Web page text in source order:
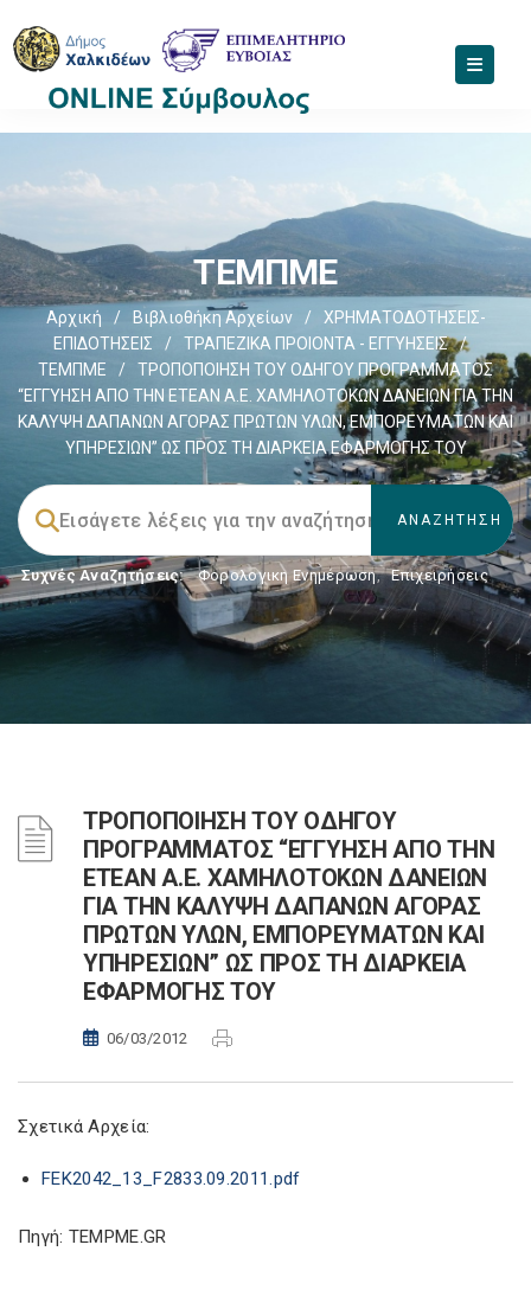
ΤΕΜΠΜΕ
Αρχική / Βιβλιοθήκη Αρχείων /
ΧΡΗΜΑΤΟΔΟΤΗΣΕΙΣ-
ΕΠΙΔΟΤΗΣΕΙΣ
/ ΤΡΑΠΕΖΙΚΑ ΠΡΟΙΟΝΤΑ - ΕΓΓΥΗΣΕΙΣ
/
ΤΕΜΠΜΕ
/
ΤΡΟΠΟΠΟΙΗΣΗ ΤΟΥ ΟΔΗΓΟΥ ΠΡΟΓΡΑΜΜΑΤΟΣ
“ΕΓΓΥΗΣΗ ΑΠΟ ΤΗΝ ΕΤΕΑΝ Α.Ε. ΧΑΜΗΛΟΤΟΚΩΝ ΔΑΝΕΙΩΝ ΓΙΑ ΤΗΝ
ΚΑΛΥΨΗ ΔΑΠΑΝΩΝ ΑΓΟΡΑΣ ΠΡΩΤΩΝ ΥΛΩΝ, ΕΜΠΟΡΕΥΜΑΤΩΝ ΚΑΙ
ΥΠΗΡΕΣΙΩΝ” ΩΣ ΠΡΟΣ ΤΗ ΔΙΑΡΚΕΙΑ ΕΦΑΡΜΟΓΗΣ ΤΟΥ
Συχνές Αναζητήσεις: Φορολογικη Ενημέρωση, Επιχειρήσεις
ΤΡΟΠΟΠΟΙΗΣΗ ΤΟΥ ΟΔΗΓΟΥ
ΠΡΟΓΡΑΜΜΑΤΟΣ “ΕΓΓΥΗΣΗ ΑΠΟ ΤΗΝ
ΕΤΕΑΝ Α.Ε. ΧΑΜΗΛΟΤΟΚΩΝ ΔΑΝΕΙΩΝ
ΓΙΑ ΤΗΝ ΚΑΛΥΨΗ ΔΑΠΑΝΩΝ ΑΓΟΡΑΣ
ΠΡΩΤΩΝ ΥΛΩΝ, ΕΜΠΟΡΕΥΜΑΤΩΝ ΚΑΙ
ΥΠΗΡΕΣΙΩΝ” ΩΣ ΠΡΟΣ ΤΗ ΔΙΑΡΚΕΙΑ
ΕΦΑΡΜΟΓΗΣ ΤΟΥ
06/03/2012
Σχετικά Αρχεία:
FEK2042_13_F2833.09.2011.pdf
Πηγή: TEMPME.GR